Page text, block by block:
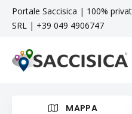
Portale Saccisica | 100%
SRL | +39 049 4906747
MAPPA